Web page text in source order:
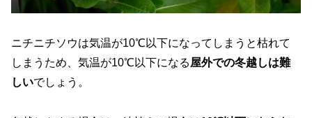
ニチニチソウは気温が10℃以下になってしまうと枯れて
しまうため、気温が10℃以下になる屋外での冬越しは難
しいでしょう。